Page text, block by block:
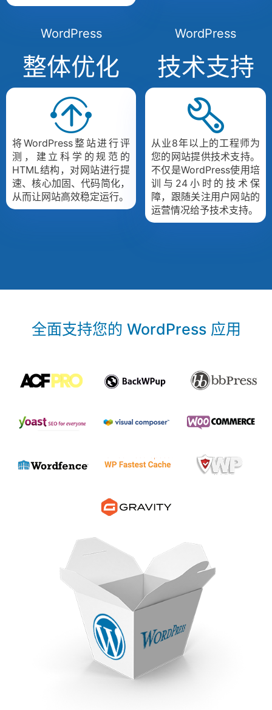
WordPress
整体优化
将WordPress整站进行评
测，建立科学的规范的
HTML结构，对网站进行提
速、核心加固、代码简化，
从而让网站高效稳定运行。
WordPress
技术支持
从业8年以上的工程师为
您的网站提供技术支持。
不仅是WordPress使用培
训与24小时的技术保
障，跟随关注用户网站的
运营情况给予技术支持。
全面支持您的 WordPress 应用